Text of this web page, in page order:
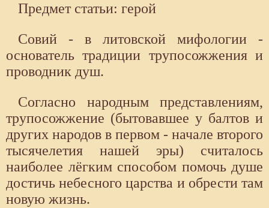
Предмет статьи: герой
Совий - в литовской мифологии -
основатель традиции трупосожжения и
проводник душ.
Согласно народным представлениям,
трупосожжение (бытовавшее у балтов и
других народов в первом - начале второго
тысячелетия нашей эры) считалось
наиболее лёгким способом помочь душе
достичь небесного царства и обрести там
новую жизнь.